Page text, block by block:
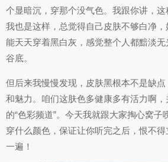
个显暗沉，穿那个没气色。我跟你讲，
我也是这样，总觉得自己皮肤不够白净
能天天穿着黑白灰，感觉整个人都黯淡无
谷底。
但后来我慢慢发现，皮肤黑根本不是缺
和魅力。咱们这肤色多健康多有活力啊
的“色彩频道”。今天我就跟大家掏心窝子
穿什么颜色，保证让你听完之后，恨不
一遍！